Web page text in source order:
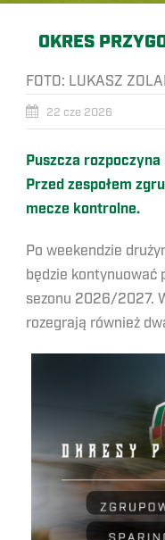
OKRES
FOTO: LUKASZ
22 cze 2026
Puszcza
Przed zespołem
mecze kontrolne.
Po weekendzie
będzie kontynuować
sezonu 2026/2027.
rozegrają również